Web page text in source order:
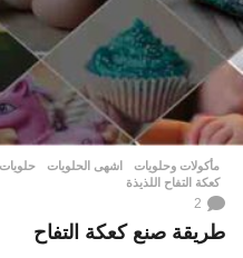
مأكولات وحلويات اشهى الحلويات ,
كعكة التفاح اللذيذة
2
طريقة صنع كعكة التفاح